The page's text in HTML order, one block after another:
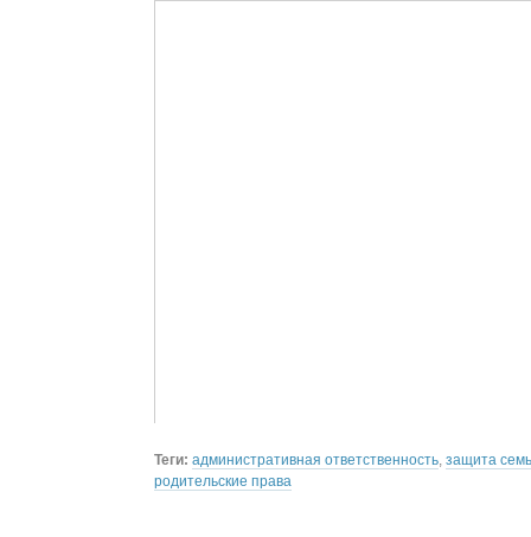
Теги: административная ответственность, защита
родительские права